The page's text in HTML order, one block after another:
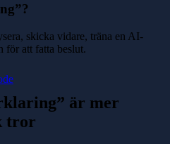
skicka vidare, träna en AI-
för att fatta beslut.
är mer
tror